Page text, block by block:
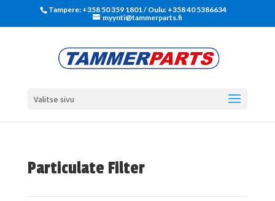
Tampere: +358 50 359 1801‬ / Oulu: +358 40 5386634
myynti@tammerparts.fi
Valitse sivu
Particulate Filter